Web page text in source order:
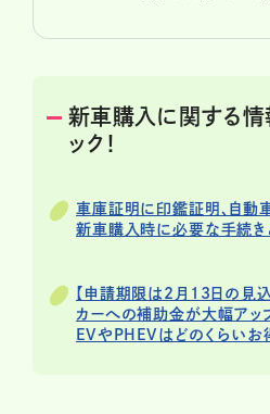
新車購入に関する情
ック！
車庫証明に印鑑証明、自
新車購入時に必要な手続き
【申請期限は2月13日の見
カーへの補助金が大幅アッ
EVやPHEVはどのくらいお